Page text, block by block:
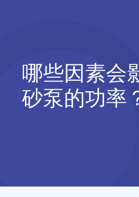
哪些因素会
砂泵的功率